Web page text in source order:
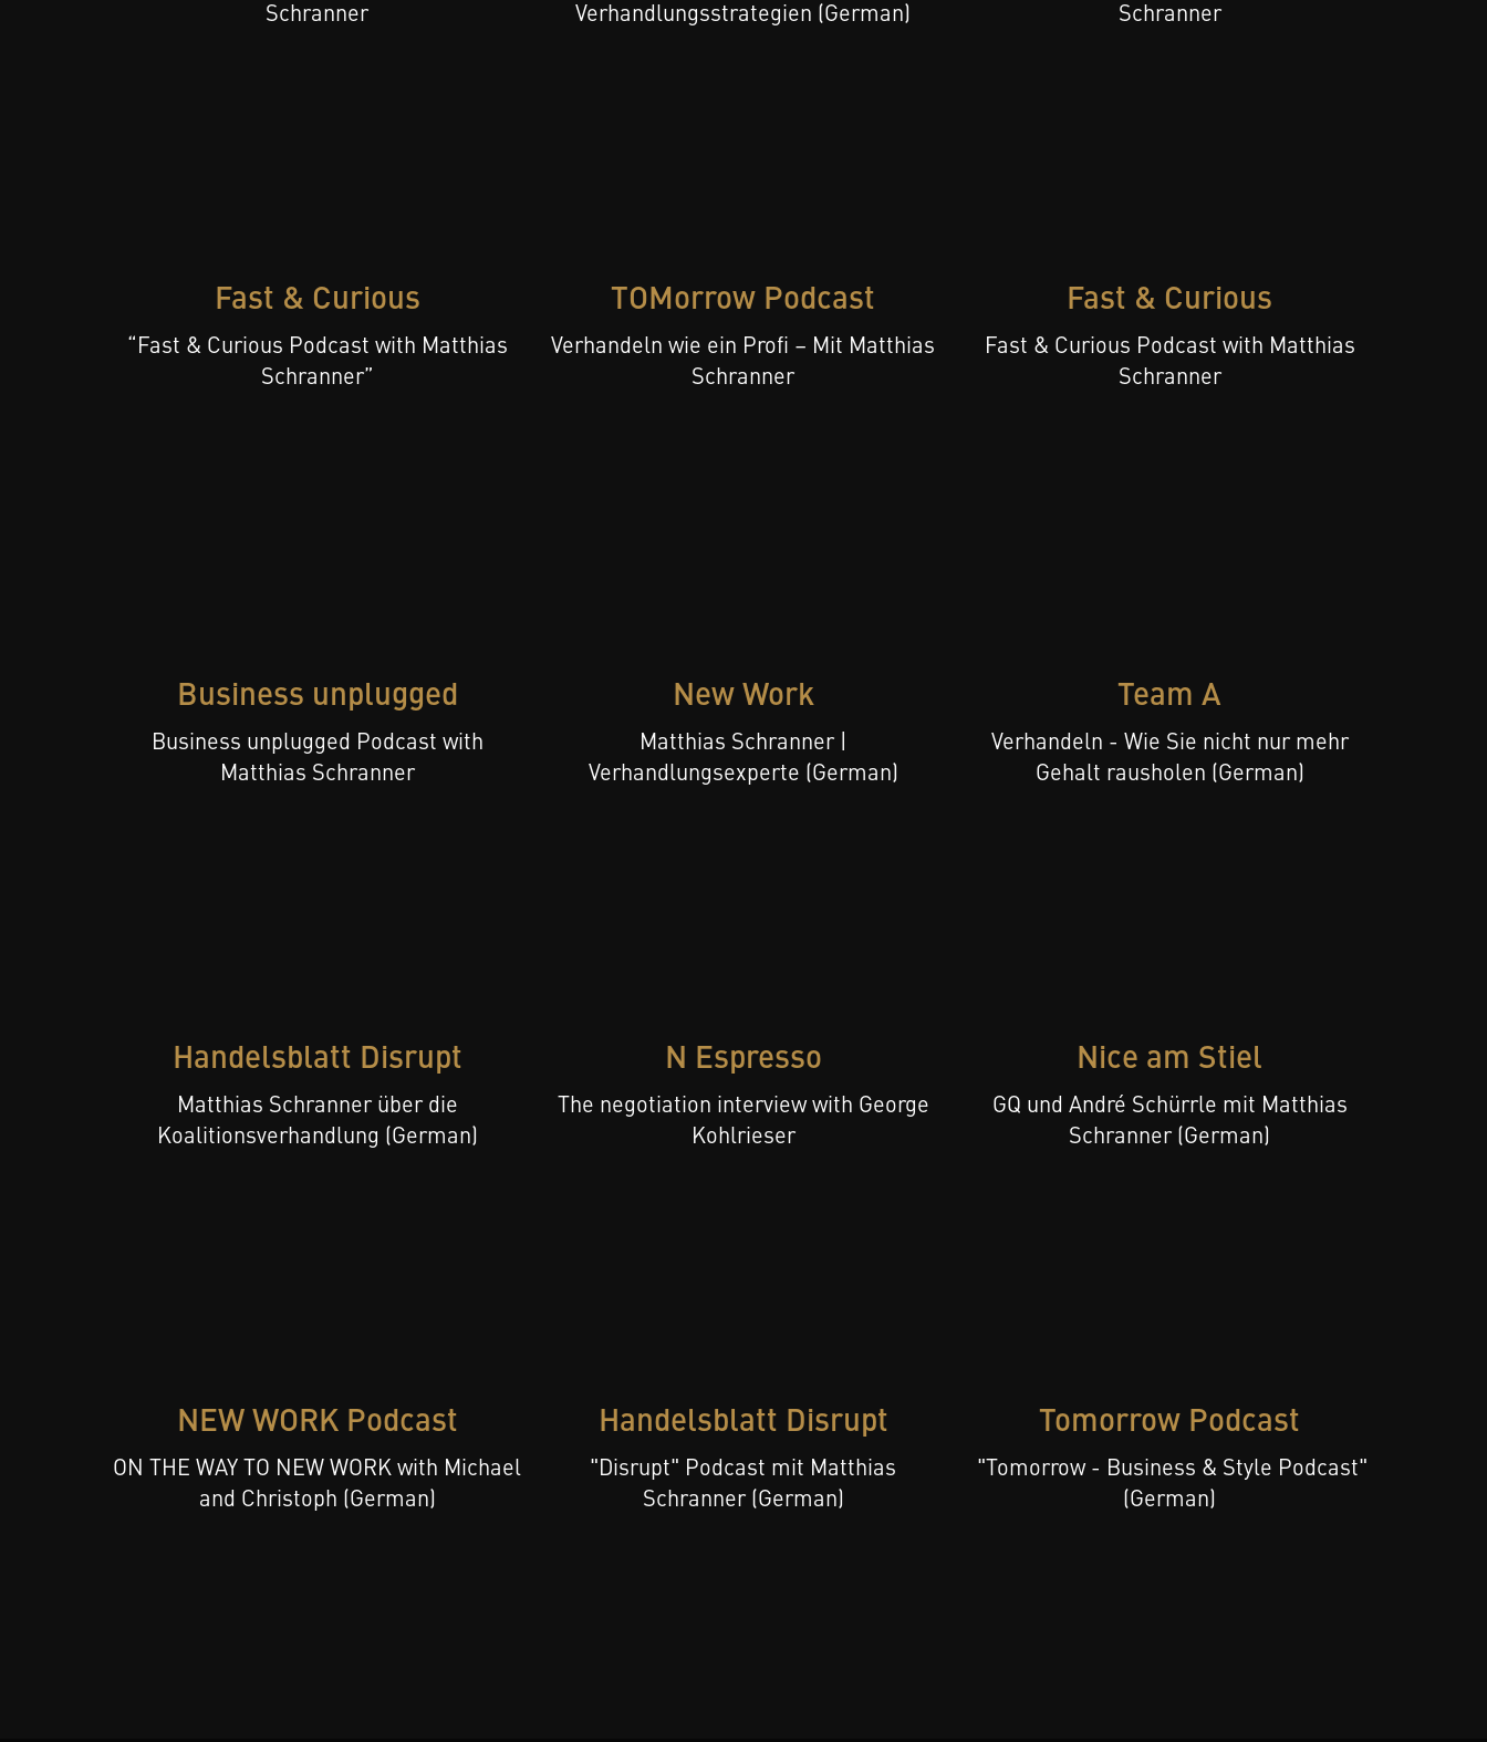
Schranner
Verhandlungsstrategien (German)
Schranner
Fast & Curious
“Fast & Curious Podcast with Matthias
Schranner”
TOMorrow Podcast
Verhandeln wie ein Profi – Mit Matthias
Schranner
Fast & Curious
Fast & Curious Podcast with Matthias
Schranner
Business unplugged
Business unplugged Podcast with
Matthias Schranner
New Work
Matthias Schranner |
Verhandlungsexperte (German)
Team A
Verhandeln - Wie Sie nicht nur mehr
Gehalt rausholen (German)
Handelsblatt Disrupt
Matthias Schranner über die
Koalitionsverhandlung (German)
N Espresso
The negotiation interview with George
Kohlrieser
Nice am Stiel
GQ und André Schürrle mit Matthias
Schranner (German)
NEW WORK Podcast
ON THE WAY TO NEW WORK with Michael
and Christoph (German)
Handelsblatt Disrupt
"Disrupt" Podcast mit Matthias
Schranner (German)
Tomorrow Podcast
"Tomorrow - Business & Style Podcast"
(German)